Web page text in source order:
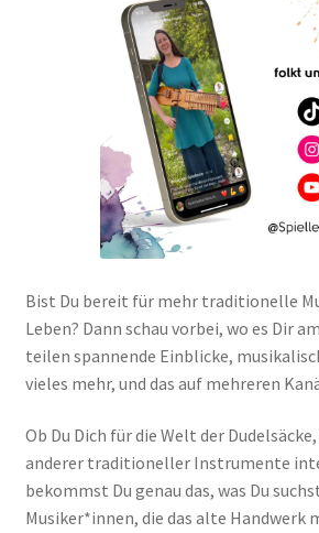
Bist Du bereit für mehr traditionelle
Leben? Dann schau vorbei, wo es Dir
teilen spannende Einblicke,
vieles mehr, und das auf mehreren
Ob Du Dich für die Welt der
anderer traditioneller Instrumente
bekommst Du genau das, was Du
Musiker*innen, die das alte Handwerk